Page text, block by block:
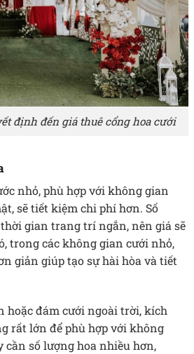
định đến giá thuê cổng hoa cưới
nhỏ, phù hợp với không gian
sẽ tiết kiệm chi phí hơn. Số
gian trang trí ngắn, nên giá sẽ
trong các không gian cưới nhỏ,
giản giúptạo sự hài hòa và tiết
hoặc đám cưới ngoài trời, kích
rất lớn để phù hợp với không
cần số lượng hoa nhiều hơn,